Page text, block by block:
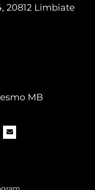
20812 Limbiate
MB